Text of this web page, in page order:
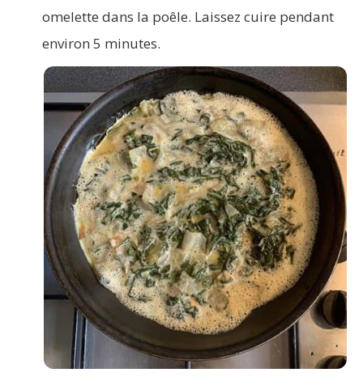
omelette dans la poêle. Laissez cuire pendant
environ 5 minutes.